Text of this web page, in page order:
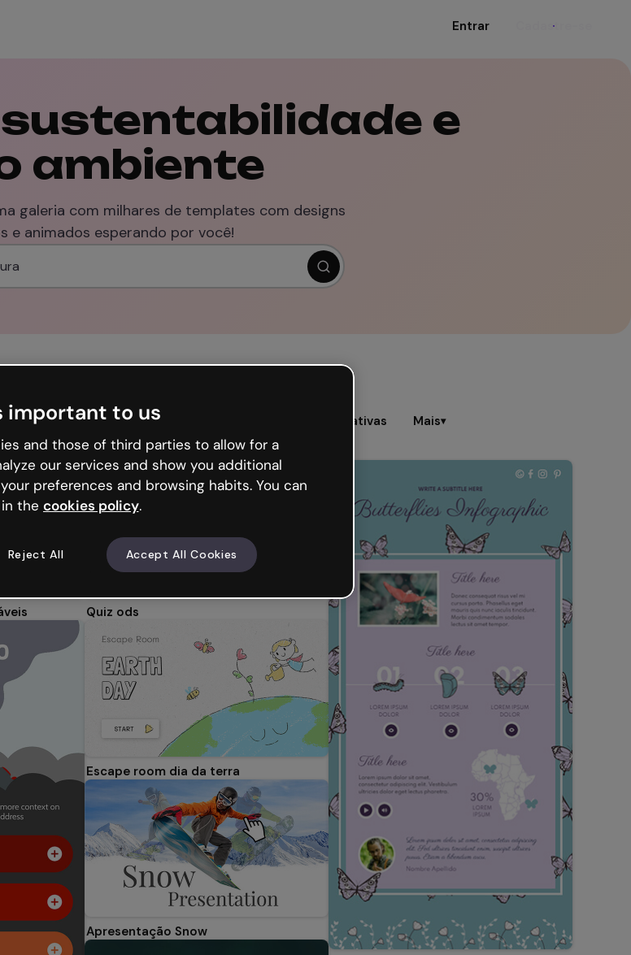
Entrar Cadastre-se
e
ambiente
galeria com milhares de templates com designs
e animados esperando por você!
Microaprendizagem Imagens interativas Mais▾
Quiz ods
Escape room dia da terra
Apresentação Snow
important to us
and those of third parties to allow for a
our services and show you additional
preferences and browsing habits. You can
the cookies policy.
Reject All Accept All Cookies